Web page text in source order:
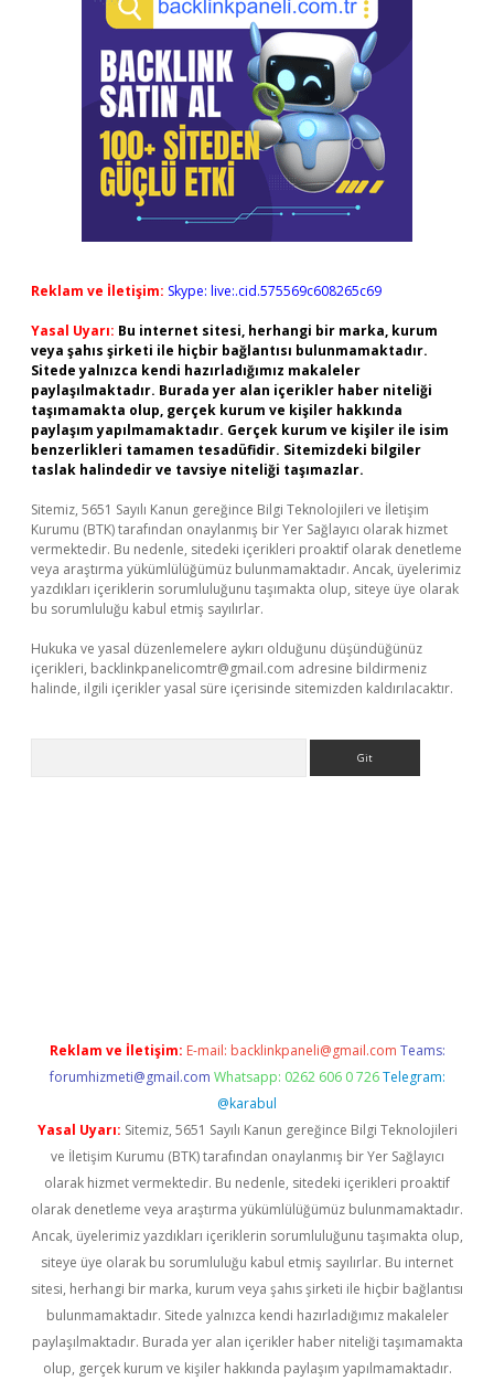
Reklam ve İletişim: Skype: live:.cid.575569c608265c69
Yasal Uyarı: Bu internet sitesi, herhangi bir marka, kurum
veya şahıs şirketi ile hiçbir bağlantısı bulunmamaktadır.
Sitede yalnızca kendi hazırladığımız makaleler
paylaşılmaktadır. Burada yer alan içerikler haber niteliği
taşımamakta olup, gerçek kurum ve kişiler hakkında
paylaşım yapılmamaktadır. Gerçek kurum ve kişiler ile isim
benzerlikleri tamamen tesadüfidir. Sitemizdeki bilgiler
taslak halindedir ve tavsiye niteliği taşımazlar.
Sitemiz, 5651 Sayılı Kanun gereğince Bilgi Teknolojileri ve İletişim
Kurumu (BTK) tarafından onaylanmış bir Yer Sağlayıcı olarak hizmet
vermektedir. Bu nedenle, sitedeki içerikleri proaktif olarak denetleme
veya araştırma yükümlülüğümüz bulunmamaktadır. Ancak, üyelerimiz
yazdıkları içeriklerin sorumluluğunu taşımakta olup, siteye üye olarak
bu sorumluluğu kabul etmiş sayılırlar.
Hukuka ve yasal düzenlemelere aykırı olduğunu düşündüğünüz
içerikleri, backlinkpanelicomtr@gmail.com adresine bildirmeniz
halinde, ilgili içerikler yasal süre içerisinde sitemizden kaldırılacaktır.
Reklam ve İletişim: E-mail: backlinkpaneli@gmail.com Teams:
forumhizmeti@gmail.com Whatsapp: 0262 606 0 726 Telegram:
@karabul
Yasal Uyarı: Sitemiz, 5651 Sayılı Kanun gereğince Bilgi Teknolojileri
ve İletişim Kurumu (BTK) tarafından onaylanmış bir Yer Sağlayıcı
olarak hizmet vermektedir. Bu nedenle, sitedeki içerikleri proaktif
olarak denetleme veya araştırma yükümlülüğümüz bulunmamaktadır.
Ancak, üyelerimiz yazdıkları içeriklerin sorumluluğunu taşımakta olup,
siteye üye olarak bu sorumluluğu kabul etmiş sayılırlar. Bu internet
sitesi, herhangi bir marka, kurum veya şahıs şirketi ile hiçbir bağlantısı
bulunmamaktadır. Sitede yalnızca kendi hazırladığımız makaleler
paylaşılmaktadır. Burada yer alan içerikler haber niteliği taşımamakta
olup, gerçek kurum ve kişiler hakkında paylaşım yapılmamaktadır.